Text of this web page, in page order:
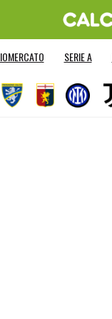
SERIE A